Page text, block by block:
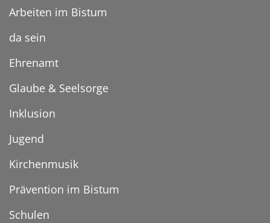
Arbeiten im Bistum
da sein
Ehrenamt
Glaube & Seelsorge
Inklusion
Jugend
Kirchenmusik
Prävention im Bistum
Schulen